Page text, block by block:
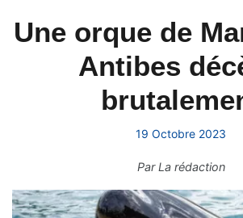
Une orque de
Antibes
19 Octobre 2023
ParLa rédaction